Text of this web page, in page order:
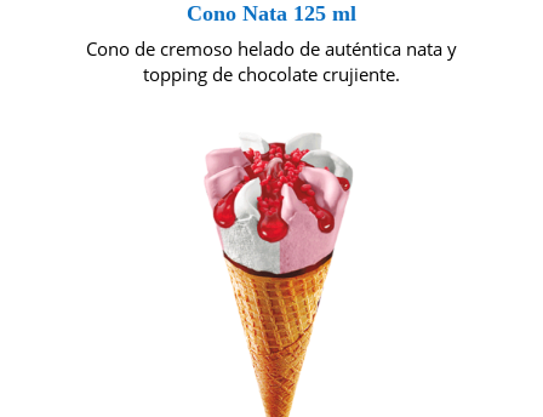
Cono Nata 125 ml
Cono de cremoso helado de auténtica nata y
topping de chocolate crujiente.